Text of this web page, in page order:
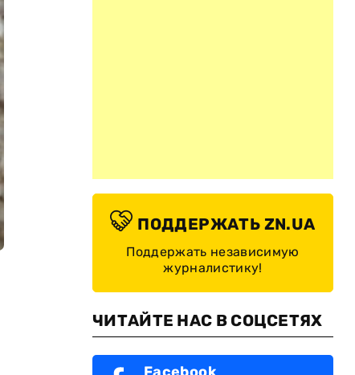
ПОДДЕРЖАТЬ ZN.UA
Поддержать независимую
журналистику!
ЧИТАЙТЕ НАС В СОЦСЕТЯХ